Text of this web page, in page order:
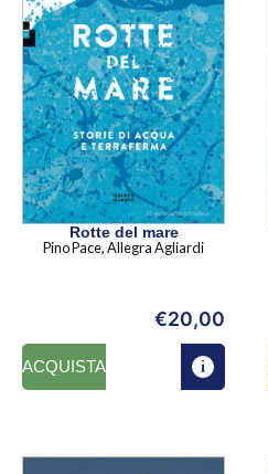
Rotte del mare
Pino Pace, Allegra Agliardi
€20,00
ACQUISTA